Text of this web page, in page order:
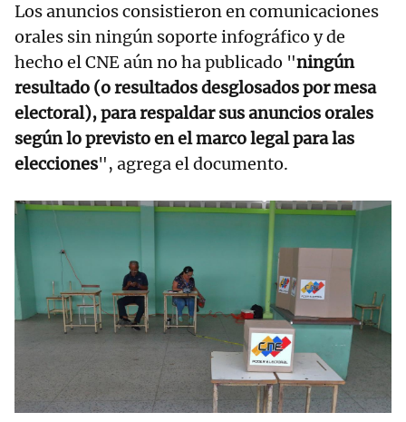
Los anuncios consistieron en comunicaciones
orales sin ningún soporte infográfico y de
hecho el CNE aún no ha publicado "ningún
resultado (o resultados desglosados por mesa
electoral), para respaldar sus anuncios orales
según lo previsto en el marco legal para las
elecciones", agrega el documento.